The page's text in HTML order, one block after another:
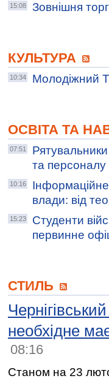
15:08
Зовнішня
КУЛЬТУРА
10:34
Молодіжний
ОСВІТА ТА
07:51
та персоналу
10:16
влади: від
15:23
Студенти
первинне
СТИЛЬ
необхідне
08:16
Станом на 23